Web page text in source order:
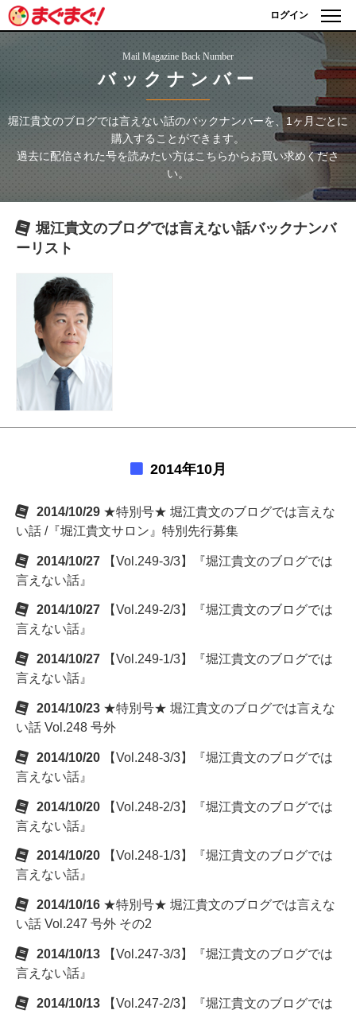
ログイン
Mail Magazine Back Number
バックナンバー
堀江貴文のブログでは言えない話のバックナンバーを、1ヶ月ごとに
購入することができます。
過去に配信された号を読みたい方はこちらからお買い求めくださ
い。
堀江貴文のブログでは言えない話バックナンバ
ーリスト
2014年10月
2014/10/29 ★特別号★ 堀江貴文のブログでは言えな
い話 /『堀江貴文サロン』特別先行募集
2014/10/27
【Vol.249-3/3】『堀江貴文のブログでは
言えない話』
2014/10/27
【Vol.249-2/3】『堀江貴文のブログでは
言えない話』
2014/10/27
【Vol.249-1/3】『堀江貴文のブログでは
言えない話』
2014/10/23 ★特別号★ 堀江貴文のブログでは言えな
い話 Vol.248 号外
2014/10/20
【Vol.248-3/3】『堀江貴文のブログでは
言えない話』
2014/10/20
【Vol.248-2/3】『堀江貴文のブログでは
言えない話』
2014/10/20
【Vol.248-1/3】『堀江貴文のブログでは
言えない話』
2014/10/16 ★特別号★ 堀江貴文のブログでは言えな
い話 Vol.247 号外 その2
2014/10/13
【Vol.247-3/3】『堀江貴文のブログでは
言えない話』
2014/10/13
【Vol.247-2/3】『堀江貴文のブログでは